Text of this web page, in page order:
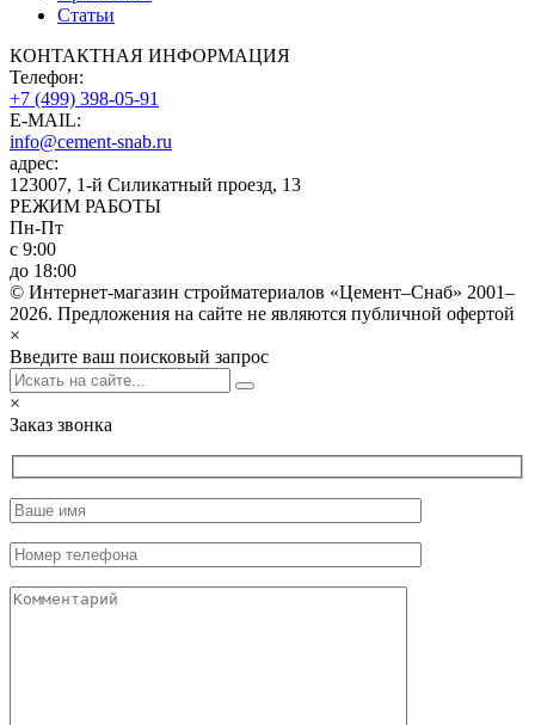
Статьи
КОНТАКТНАЯ ИНФОРМАЦИЯ
Телефон:
+7 (499) 398-05-91
E-MAIL:
info@cement-snab.ru
адрес:
123007, 1-й Силикатный проезд, 13
РЕЖИМ РАБОТЫ
Пн-Пт
с 9:00
до 18:00
© Интернет-магазин стройматериалов «Цемент–Снаб» 2001–
2026. Предложения на сайте не являются публичной офертой
×
Введите ваш поисковый запрос
×
Заказ звонка